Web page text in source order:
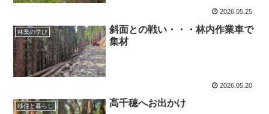
2026.05.25
林業の学び
斜面との戦い・・・林内作業車で
集材
2026.05.20
移住と暮らし 高千穂へお出かけ